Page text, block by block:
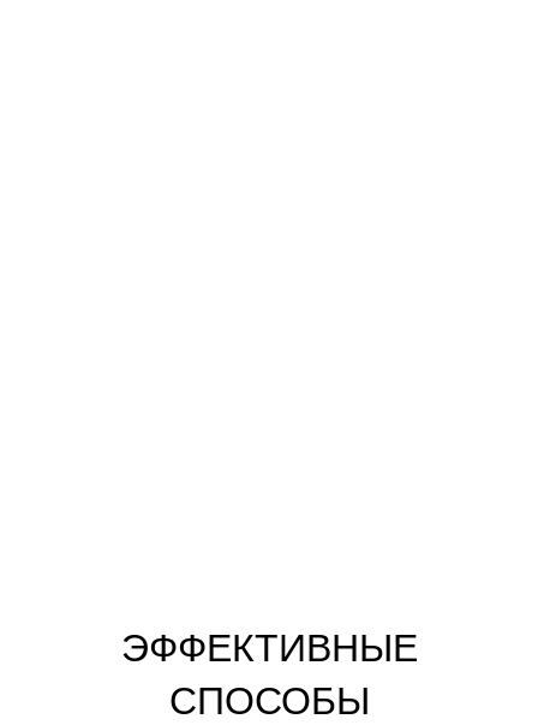
ЭФФЕКТИВНЫЕ
СПОСОБЫ